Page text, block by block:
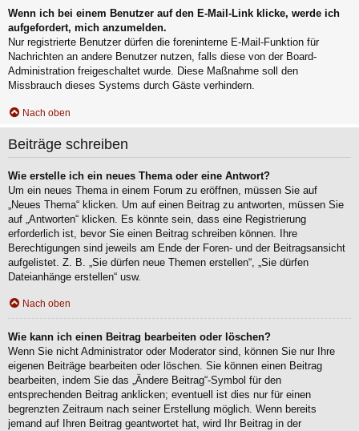
Wenn ich bei einem Benutzer auf den E-Mail-Link klicke, werde ich
aufgefordert, mich anzumelden.
Nur registrierte Benutzer dürfen die foreninterne E-Mail-Funktion für
Nachrichten an andere Benutzer nutzen, falls diese von der Board-
Administration freigeschaltet wurde. Diese Maßnahme soll den
Missbrauch dieses Systems durch Gäste verhindern.
Nach oben
Beiträge schreiben
Wie erstelle ich ein neues Thema oder eine Antwort?
Um ein neues Thema in einem Forum zu eröffnen, müssen Sie auf
„Neues Thema“ klicken. Um auf einen Beitrag zu antworten, müssen Sie
auf „Antworten“ klicken. Es könnte sein, dass eine Registrierung
erforderlich ist, bevor Sie einen Beitrag schreiben können. Ihre
Berechtigungen sind jeweils am Ende der Foren- und der Beitragsansicht
aufgelistet. Z. B. „Sie dürfen neue Themen erstellen“, „Sie dürfen
Dateianhänge erstellen“ usw.
Nach oben
Wie kann ich einen Beitrag bearbeiten oder löschen?
Wenn Sie nicht Administrator oder Moderator sind, können Sie nur Ihre
eigenen Beiträge bearbeiten oder löschen. Sie können einen Beitrag
bearbeiten, indem Sie das „Ändere Beitrag“-Symbol für den
entsprechenden Beitrag anklicken; eventuell ist dies nur für einen
begrenzten Zeitraum nach seiner Erstellung möglich. Wenn bereits
jemand auf Ihren Beitrag geantwortet hat, wird Ihr Beitrag in der